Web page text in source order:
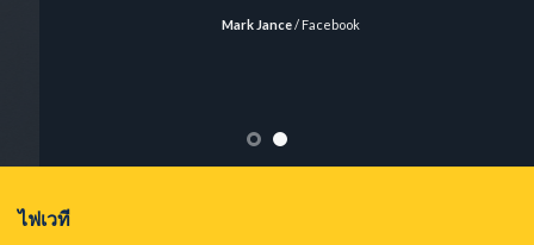
Mark Jance /Facebook
ไฟเวที